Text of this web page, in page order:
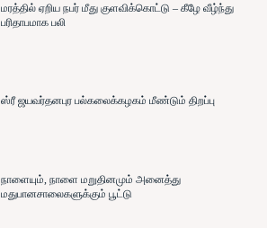
மரத்தில் ஏறிய நபர் மீது குளவிக்கொட்டு – கீழே வீழ்ந்து
பரிதாபமாக பலி
ஸ்ரீ ஜயவர்தனபுர பல்கலைக்கழகம் மீண்டும் திறப்பு
நாளையும், நாளை மறுதினமும் அனைத்து
மதுபானசாலைகளுக்கும் பூட்டு